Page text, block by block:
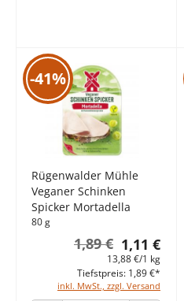
-41%
Rügenwalder Mühle
Veganer Schinken
Spicker Mortadella
80 g
1,11 €
1,89 €
13,88 €/1 kg
inkl. MwSt., zzgl. Versand
Tiefstpreis: 1,89 €*